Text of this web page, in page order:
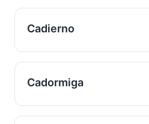
Cadierno
Cadormiga